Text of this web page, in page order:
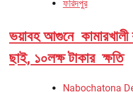
ফরিদপুর
ভয়াবহ আগুনে কামারখালী
ছাই, ১০লক্ষ টাকার ক্ষতি
Nabochatona